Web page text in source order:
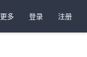
更多 登录 注册